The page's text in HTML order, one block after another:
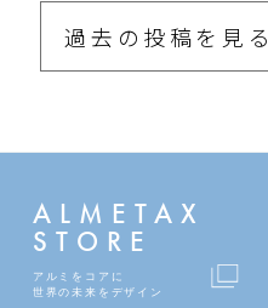
過去の投稿を見る
ALMETAX
STORE
アルミをコアに
世界の未来をデザイン